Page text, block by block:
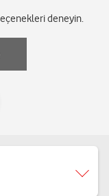
deneyin.